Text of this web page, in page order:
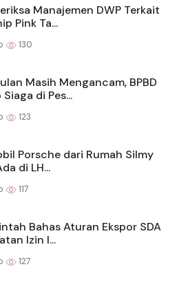
Manajemen DWP Terkait
Pink Ta...
130
Masih Mengancam, BPBD
di Pes...
123
Porsche dari Rumah Silmy
di LH...
117
Bahas Aturan Ekspor SDA
Izin I...
127